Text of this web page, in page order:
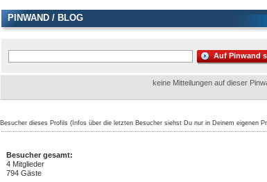
PINWAND / BLOG
Auf Pinwand
keine Mitteilungen auf dieser
Besucher dieses Profils (Infos über die letzten Besucher siehst Du nur in Deinem eigenen
Besucher gesamt:
4 Mitglieder
794 Gäste